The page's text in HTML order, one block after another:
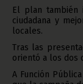
El plan también
ciudadana y
locales.
Tras las
orientó a los dos
A Función